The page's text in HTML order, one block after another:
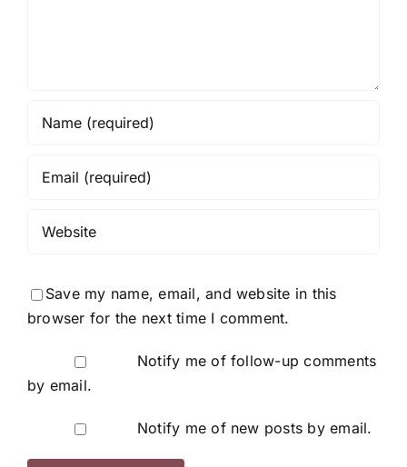
Save my name, email, and website in this
browser for the next time I comment.
Notify me of follow-up comments
by email.
Notify me of new posts by email.